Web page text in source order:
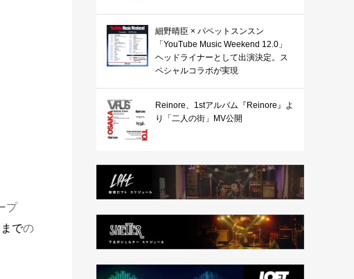
プ
までの
細野晴臣 × パペットスンスン
「YouTube Music Weekend 12.0」
ヘッドライナーとして出演決定。ス
ペシャルコラボが実現
Reinore、1stアルバム『Reinore』よ
り「二人の街」MV公開